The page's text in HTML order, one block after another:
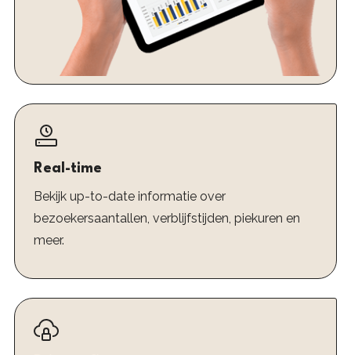
Real-time
Bekijk up-to-date informatie over
bezoekersaantallen, verblijfstijden, piekuren en
meer.